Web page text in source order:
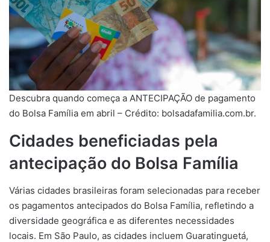
Descubra quando começa a ANTECIPAÇÃO de pagamento
do Bolsa Família em abril – Crédito: bolsadafamilia.com.br.
Cidades beneficiadas pela
antecipação do Bolsa Família
Várias cidades brasileiras foram selecionadas para receber
os pagamentos antecipados do Bolsa Família, refletindo a
diversidade geográfica e as diferentes necessidades
locais. Em São Paulo, as cidades incluem Guaratinguetá,